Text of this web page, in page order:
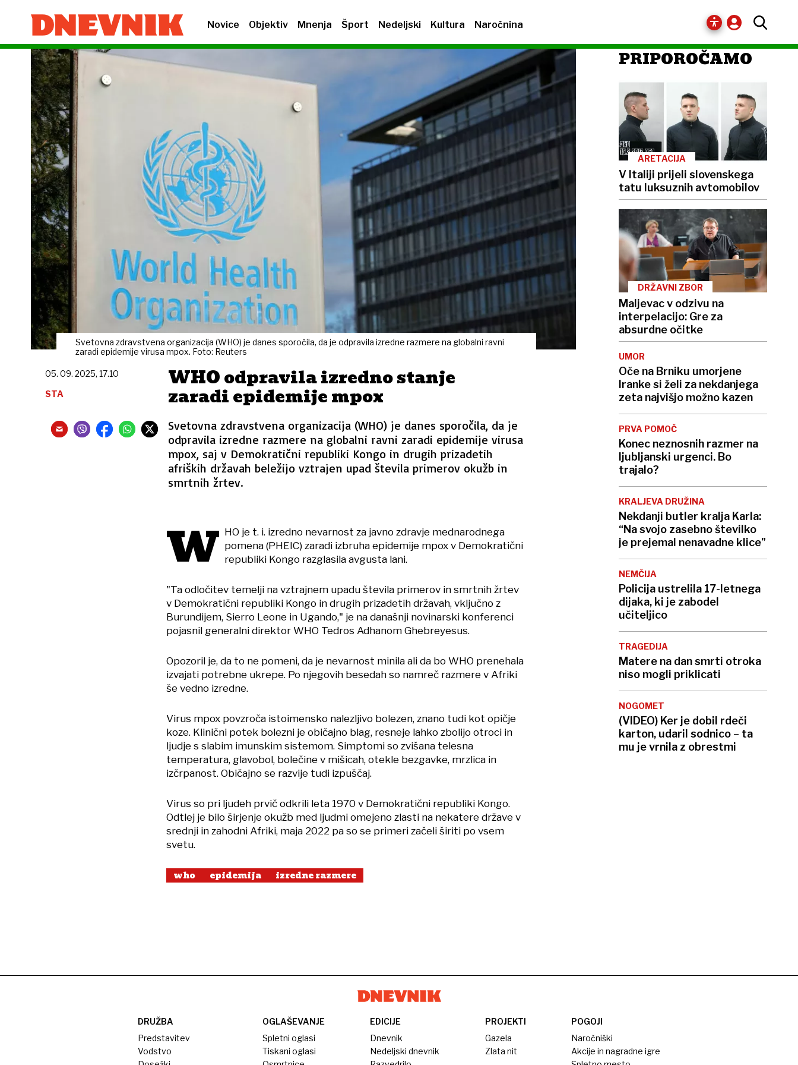
Novice Objektiv Mnenja Šport Nedeljski Kultura Naročnina
Svetovna zdravstvena organizacija (WHO) je danes sporočila, da je odpravila izredne razmere na globalni ravni
zaradi epidemije virusa mpox. Foto: Reuters
WHO odpravila izredno stanje
zaradi epidemije mpox
Svetovna zdravstvena organizacija (WHO) je danes sporočila, da je
odpravila izredne razmere na globalni ravni zaradi epidemije virusa
mpox, saj v Demokratični republiki Kongo in drugih prizadetih
afriških državah beležijo vztrajen upad števila primerov okužb in
smrtnih žrtev.
05. 09. 2025, 17.10
STA
W HO je t. i. izredno nevarnost za javno zdravje mednarodnega
pomena (PHEIC) zaradi izbruha epidemije mpox v Demokratični
republiki Kongo razglasila avgusta lani.
"Ta odločitev temelji na vztrajnem upadu števila primerov in smrtnih žrtev
v Demokratični republiki Kongo in drugih prizadetih državah, vključno z
Burundijem, Sierro Leone in Ugando," je na današnji novinarski konferenci
pojasnil generalni direktor WHO Tedros Adhanom Ghebreyesus.
Opozoril je, da to ne pomeni, da je nevarnost minila ali da bo WHO prenehala
izvajati potrebne ukrepe. Po njegovih besedah so namreč razmere v Afriki
še vedno izredne.
Virus mpox povzroča istoimensko nalezljivo bolezen, znano tudi kot opičje
koze. Klinični potek bolezni je običajno blag, resneje lahko zbolijo otroci in
ljudje s slabim imunskim sistemom. Simptomi so zvišana telesna
temperatura, glavobol, bolečine v mišicah, otekle bezgavke, mrzlica in
izčrpanost. Običajno se razvije tudi izpuščaj.
Virus so pri ljudeh prvič odkrili leta 1970 v Demokratični republiki Kongo.
Odtlej je bilo širjenje okužb med ljudmi omejeno zlasti na nekatere države v
srednji in zahodni Afriki, maja 2022 pa so se primeri začeli širiti po vsem
svetu.
who epidemija izredne razmere
PRIPOROČAMO
ARETACIJA
V Italiji prijeli slovenskega
tatu luksuznih avtomobilov
DRŽAVNI ZBOR
Maljevac v odzivu na
interpelacijo: Gre za
absurdne očitke
UMOR
Oče na Brniku umorjene
Iranke si želi za nekdanjega
zeta najvišjo možno kazen
PRVA POMOČ
Konec neznosnih razmer na
ljubljanski urgenci. Bo
trajalo?
KRALJEVA DRUŽINA
Nekdanji butler kralja Karla:
“Na svojo zasebno številko
je prejemal nenavadne klice”
NEMČIJA
Policija ustrelila 17-letnega
dijaka, ki je zabodel
učiteljico
TRAGEDIJA
Matere na dan smrti otroka
niso mogli priklicati
NOGOMET
(VIDEO) Ker je dobil rdeči
karton, udaril sodnico – ta
mu je vrnila z obrestmi
DRUŽBA
Predstavitev
Vodstvo
OGLAŠEVANJE
Spletni oglasi
Tiskani oglasi
EDICIJE
Dnevnik
Nedeljski dnevnik
PROJEKTI
Gazela
Zlata nit
POGOJI
Naročniški
Akcije in nagradne igre